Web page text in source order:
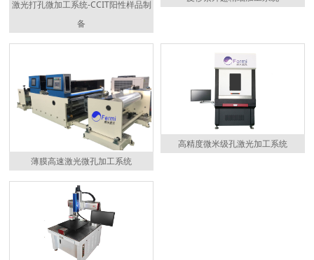
激光打孔微加工系统-CCIT阳性样品制
备
薄膜高速激光微孔加工系统
高精度微米级孔激光加工系统